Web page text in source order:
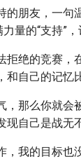
的朋友，一句
量的“支持”
拒绝的竞赛，
和自己的记忆
，那么你就会
现自己是战无
，我的目标也